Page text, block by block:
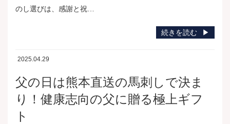
のし選びは、感謝と祝…
続きを読む
2025.04.29
父の日は熊本直送の馬刺しで決ま
り！健康志向の父に贈る極上ギフ
ト